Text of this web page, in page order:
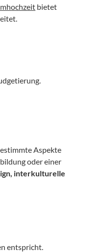
bietet
Aspekte
oder einer
interkulturelle
entspricht.